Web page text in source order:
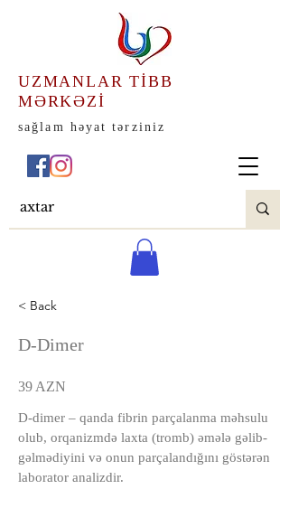
UZMANLAR TİBB
MƏRKƏZİ
sağlam həyat tərziniz
< Back
D-Dimer
39 AZN
D-dimer – qanda fibrin parçalanma məhsulu
olub, orqanizmdə laxta (tromb) əmələ gəlib-
gəlmədiyini və onun parçalandığını göstərən
laborator analizdir.